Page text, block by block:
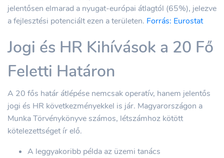
jelentősen elmarad a nyugat-európai átlagtól (65%), jelezve
a fejlesztési potenciált ezen a területen. Forrás: Eurostat
Jogi és HR Kihívások a 20 Fő
Feletti Határon
A 20 fős határ átlépése nemcsak operatív, hanem jelentős
jogi és HR következményekkel is jár. Magyarországon a
Munka Törvénykönyve számos, létszámhoz kötött
kötelezettséget ír elő.
A leggyakoribb példa az üzemi tanács